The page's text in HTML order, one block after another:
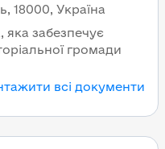
18000, Україна
забезпечує
громади
всі документи